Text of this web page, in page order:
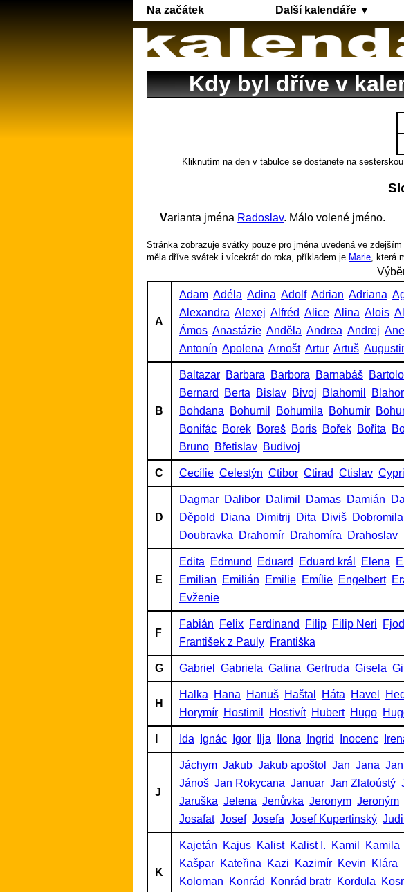
Na začátek Další kalendáře ▼
Kdy byl dříve v
Kliknutím na den v tabulce se dostanete na
Varianta jména Radoslav. Málo volené jméno.
Stránka zobrazuje svátky pouze pro jména uvedená ve
měla dříve svátek i vícekrát do roka, příkladem je Marie , která
A
Adam Adéla Adina Adolf Adrian Adriana
Alexandra Alexej Alfréd Alice Alina Alois
Ámos Anastázie Anděla Andrea Andrej
Antonín Apolena Arnošt Artur Artuš
B
Baltazar Barbara Barbora Barnabáš
Bernard
Berta Bislav Bivoj Blahomil
Bohdana
Bohumil Bohumila Bohumír
Bonifác Borek Boreš Boris Bořek Bořita
Bruno Břetislav Budivoj
C Cecílie Celestýn Ctibor Ctirad Ctislav
D
Dagmar Dalibor Dalimil Damas Damián
Děpold
Diana Dimitrij Dita Diviš Dobromila
Doubravka
Drahomír Drahomíra Drahoslav
E
Edita Edmund Eduard Eduard král Elena
Emilian
Emilián Emilie Emílie Engelbert
Evženie
F
Fabián Felix Ferdinand Filip Filip Neri
František z Pauly Františka
G Gabriel Gabriela Galina Gertruda Gisela
H
Halka Hana Hanuš Haštal Háta Havel
Horymír Hostimil Hostivít Hubert Hugo
Ida Ignác Igor Ilja Ilona Ingrid Inocenc
J
Jáchym Jakub Jakub apoštol Jan Jana
Jánoš Jan Rokycana Januar Jan Zlatoústý
Jaruška Jelena Jenůvka Jeronym Jeroným
Josafat Josef Josefa Josef Kupertinský
K
Kajetán Kajus Kalist Kalist I. Kamil Kamila
Kašpar Kateřina Kazi Kazimír Kevin Klára
Koloman
Konrád Konrád bratr Kordula